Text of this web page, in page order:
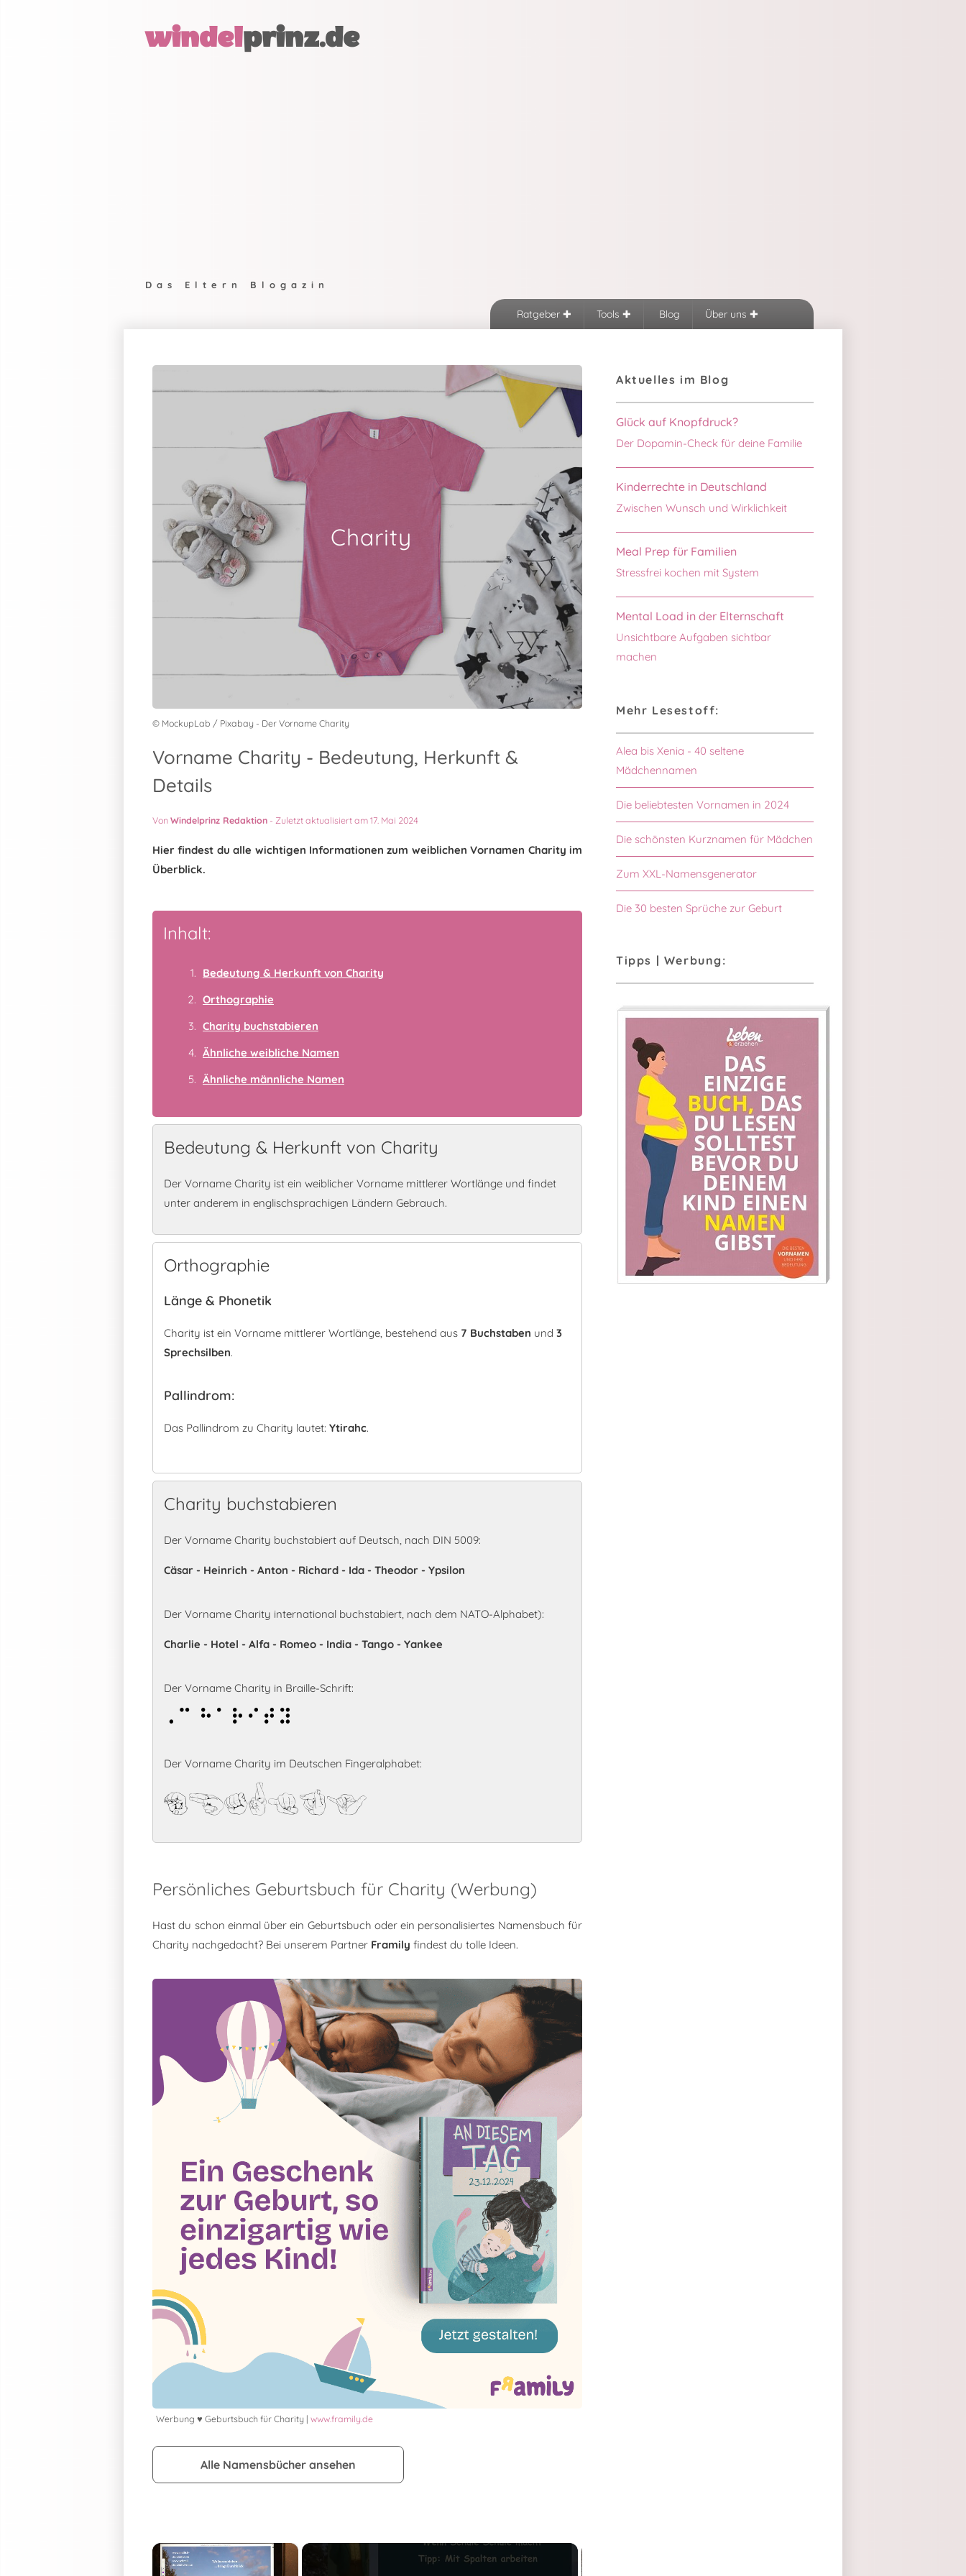
windelprinz.de
Das Eltern Blogazin
Ratgeber Tools Blog Über uns
Charity
© MockupLab / Pixabay - Der Vorname Charity
Vorname Charity - Bedeutung, Herkunft &
Details
VonWindelprinz Redaktion - Zuletzt aktualisiert am 17. Mai 2024
Hier findest du alle wichtigen Informationen zum weiblichen Vornamen Charity im
Überblick.
Inhalt:
Bedeutung & Herkunft von Charity
Orthographie
Charity buchstabieren
Ähnliche weibliche Namen
Ähnliche männliche Namen
Bedeutung & Herkunft von Charity
Der Vorname Charity ist ein weiblicher Vorname mittlerer Wortlänge und findet
unter anderem in englischsprachigen Ländern Gebrauch.
Orthographie
Länge & Phonetik
Charity ist ein Vorname mittlerer Wortlänge, bestehend aus 7 Buchstaben und 3
Sprechsilben.
Pallindrom:
Das Pallindrom zu Charity lautet: Ytirahc.
Charity buchstabieren
Der Vorname Charity buchstabiert auf Deutsch, nach DIN 5009:
Cäsar - Heinrich - Anton - Richard - Ida - Theodor - Ypsilon
Der Vorname Charity international buchstabiert, nach dem NATO-Alphabet):
Charlie - Hotel - Alfa - Romeo - India - Tango - Yankee
Der Vorname Charity in Braille-Schrift:
Charity
Der Vorname Charity im Deutschen Fingeralphabet:
Charity
Persönliches Geburtsbuch für Charity (Werbung)
Hast du schon einmal über ein Geburtsbuch oder ein personalisiertes Namensbuch für
Charity nachgedacht? Bei unserem Partner Framily findest du tolle Ideen.
Werbung ♥ Geburtsbuch für Charity | www.framily.de
Alle Namensbücher ansehen
×
Aktuelles im Blog
Glück auf Knopfdruck?
Der Dopamin-Check für deine Familie
Kinderrechte in Deutschland
Zwischen Wunsch und Wirklichkeit
Meal Prep für Familien
Stressfrei kochen mit System
Mental Load in der Elternschaft
Unsichtbare Aufgaben sichtbar
machen
Mehr Lesestoff:
Alea bis Xenia - 40 seltene
Mädchennamen
Die beliebtesten Vornamen in 2024
Die schönsten Kurznamen für Mädchen
Zum XXL-Namensgenerator
Die 30 besten Sprüche zur Geburt
Tipps | Werbung: